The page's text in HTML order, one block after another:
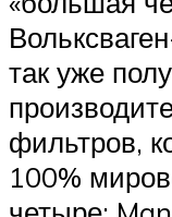
так уже
фильтров,
100%